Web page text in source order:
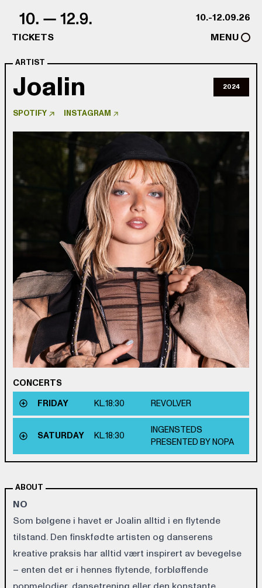
10.-12.09.26
TICKETS
MENU
ARTIST
Joalin 2024
SPOTIFY INSTAGRAM
CONCERTS
FRIDAY
KL.18:30 REVOLVER
SATURDAY KL.18:30
INGENSTEDS
PRESENTED BY NOPA
ABOUT
NO
Som bølgene i havet er Joalin alltid i en flytende
tilstand. Den finskfødte artisten og danserens
kreative praksis har alltid vært inspirert av bevegelse
– enten det er i hennes flytende, forbløffende